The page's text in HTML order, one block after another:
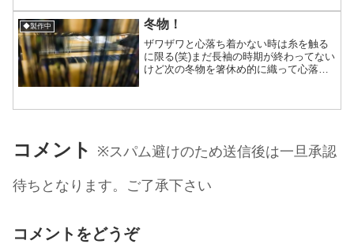
その後、お話ししながら巻き取り作業を
チマチマ行い綜絖通す...
◆製作中 冬物！
ザワザワと心落ち着かない時は糸を触る
に限る(笑)まだ長袖の時期が終わってない
けど次の冬物を箸休め的に織って心落ち
´ω`*)4本分準備してるので、それを織って
コメント ※スパム避けのため送信後は一旦承認
待ちとなります。ご了承下さい
コメントをどうぞ